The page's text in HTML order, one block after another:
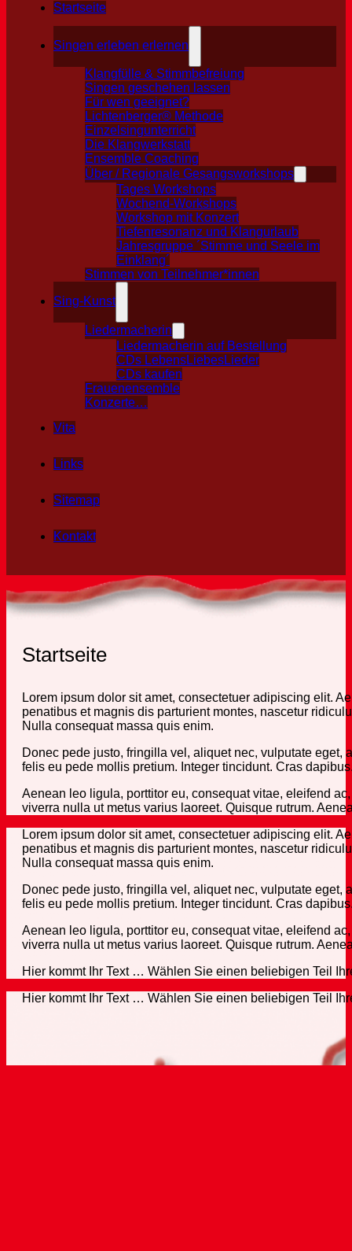
Startseite
Singen erleben erlernen
Klangfülle & Stimmbefreiung
Singen geschehen lassen
Für wen geeignet?
Lichtenberger® Methode
Einzelsingunterricht
Die Klangwerkstatt
Ensemble Coaching
Über / Regionale Gesangsworkshops
Tages Workshops
Wochend-Workshops
Workshop mit Konzert
Tiefenresonanz und Klangurlaub
Jahresgruppe ´Stimme und Seele im
Einklang´
Stimmen von Teilnehmer*innen
Sing-Kunst
Liedermacherin
Liedermacherin auf Bestellung
CDs LebensLiebesLieder
CDs kaufen
Frauenensemble
Konzerte…
Vita
Links
Sitemap
Kontakt
Startseite
Lorem ipsum dolor sit amet, consectetuer adipiscing elit.
penatibus et magnis dis parturient montes, nascetur
Nulla consequat massa quis enim.
Donec pede justo, fringilla vel, aliquet nec, vulputate eget,
felis eu pede mollis pretium. Integer tincidunt. Cras
Aenean leo ligula, porttitor eu, consequat vitae, eleifend
viverra nulla ut metus varius laoreet. Quisque rutrum.
Lorem ipsum dolor sit amet, consectetuer adipiscing elit.
penatibus et magnis dis parturient montes, nascetur
Nulla consequat massa quis enim.
Donec pede justo, fringilla vel, aliquet nec, vulputate eget,
felis eu pede mollis pretium. Integer tincidunt. Cras
Aenean leo ligula, porttitor eu, consequat vitae, eleifend
viverra nulla ut metus varius laoreet. Quisque rutrum.
Hier kommt Ihr Text … Wählen Sie einen beliebigen Teil
Hier kommt Ihr Text … Wählen Sie einen beliebigen Teil